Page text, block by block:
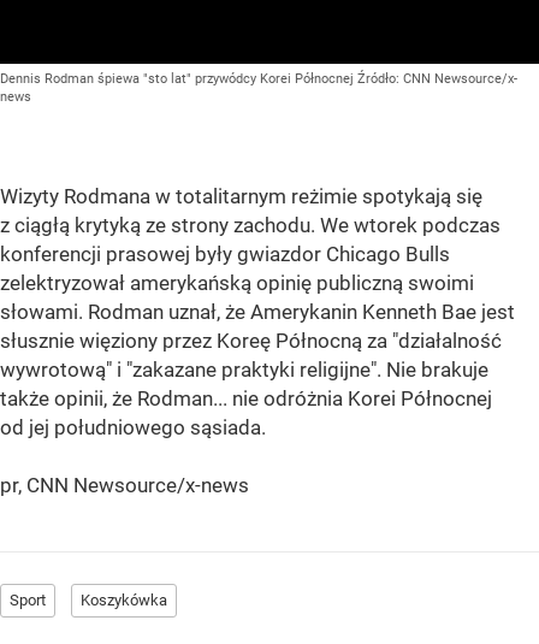
Dennis Rodman śpiewa "sto lat" przywódcy Korei Północnej Źródło: CNN Newsource/x-
news
Wizyty Rodmana w totalitarnym reżimie spotykają się
z ciągłą krytyką ze strony zachodu. We wtorek podczas
konferencji prasowej były gwiazdor Chicago Bulls
zelektryzował amerykańską opinię publiczną swoimi
słowami. Rodman uznał, że Amerykanin Kenneth Bae jest
słusznie więziony przez Koreę Północną za "działalność
wywrotową" i "zakazane praktyki religijne". Nie brakuje
także opinii, że Rodman... nie odróżnia Korei Północnej
od jej południowego sąsiada.
pr, CNN Newsource/x-news
Sport Koszykówka